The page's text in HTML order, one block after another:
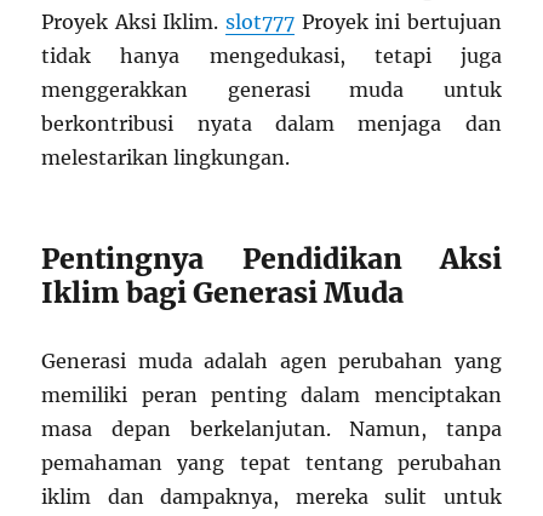
Proyek Aksi Iklim. slot777 Proyek ini bertujuan
tidak hanya mengedukasi, tetapi juga
menggerakkan generasi muda untuk
berkontribusi nyata dalam menjaga dan
melestarikan lingkungan.
Pentingnya Pendidikan Aksi
Iklim bagi Generasi Muda
Generasi muda adalah agen perubahan yang
memiliki peran penting dalam menciptakan
masa depan berkelanjutan. Namun, tanpa
pemahaman yang tepat tentang perubahan
iklim dan dampaknya, mereka sulit untuk